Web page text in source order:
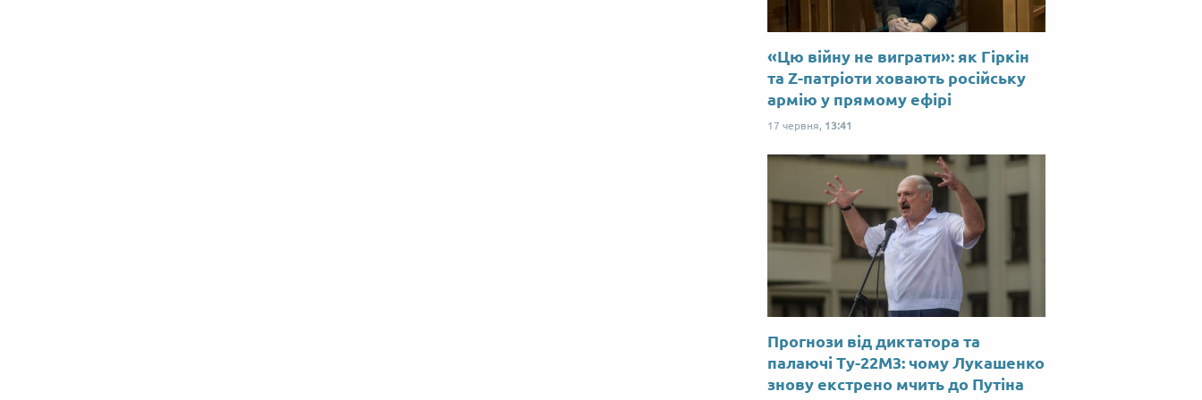
«Цю війну не виграти»: як Гіркін
та Z-патріоти ховають російську
армію у прямому ефірі
17 червня, 13:41
Прогнози від диктатора та
палаючі Ту-22М3: чому Лукашенко
знову екстрено мчить до Путіна